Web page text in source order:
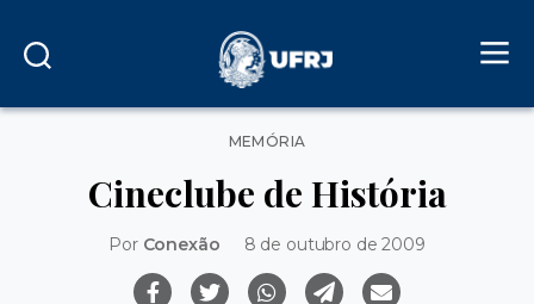
Categorias
MEMÓRIA
Cineclube de História
Por Conexão 8 de outubro de 2009